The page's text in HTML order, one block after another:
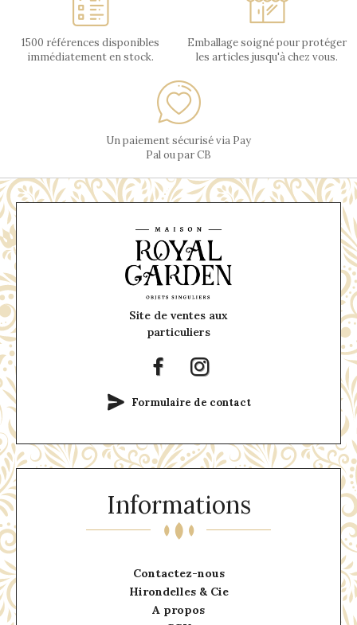
1500 références disponibles
immédiatement en stock.
Emballage soigné pour protéger
les articles jusqu'à chez vous.
Un paiement sécurisé via Pay
Pal ou par CB
Informations
Contactez-nous
Hirondelles & Cie
A propos
Site de ventes aux
particuliers
Formulaire de contact